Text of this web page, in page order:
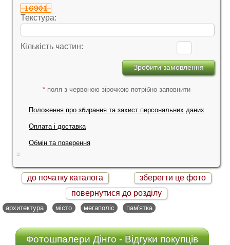
Текстура:
Кількість частин:
* поля з червоною зірочкою потрібно заповнити
Положення про збирання та захист персональних даних
Оплата і доставка
Обмін та поверення
до початку каталога
зберегти це фото
повернутися до розділу
архитектура місто мегаполіс пам'ятка
Фотошпалери Дінго - Відгуки покупців